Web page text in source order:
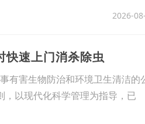
2026-
快速上门消杀除虫
有害生物防治和环境卫生清洁的
，以现代化科学管理为指导，已